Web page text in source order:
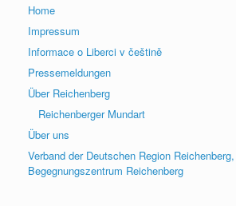
Home
Impressum
Informace o Liberci v češtině
Pressemeldungen
Über Reichenberg
Reichenberger Mundart
Über uns
Verband der Deutschen Region Reichenberg,
Begegnungszentrum Reichenberg